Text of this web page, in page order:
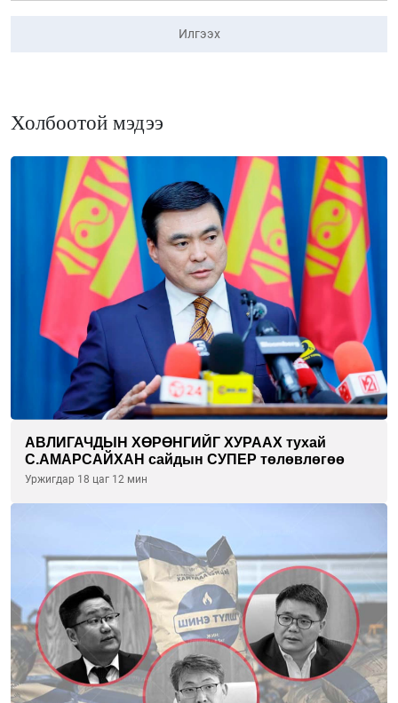
Илгээх
Холбоотой мэдээ
АВЛИГАЧДЫН ХӨРӨНГИЙГ ХУРААХ тухай
С.АМАРСАЙХАН сайдын СУПЕР төлөвлөгөө
Уржигдар 18 цаг 12 мин